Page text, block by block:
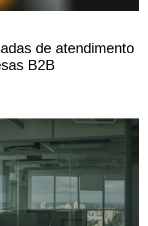
de atendimento
B2B